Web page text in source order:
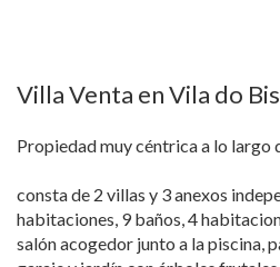
Villa Venta en Vila do
Propiedad muy céntrica a lo largo
consta de 2 villas y 3 anexos
habitaciones, 9 baños, 4
salón acogedor junto a la piscina,